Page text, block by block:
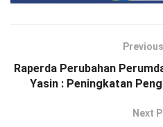
Raperda Perubahan
Yasin : Peningkatan
Next